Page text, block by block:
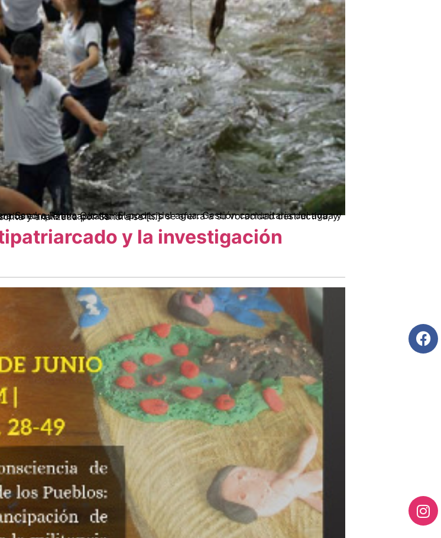
se aferra a su voracidad destructiva, y amenaza la vida planetaria, experiencias como la aquí descrita y analizada por Sandra se […]
y la investigación